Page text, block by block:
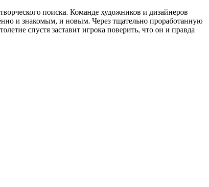
поиска. Команде художников и дизайнеров
и знакомым, и новым. Через тщательно проработанную
спустя заставит игрока поверить, что он и правда